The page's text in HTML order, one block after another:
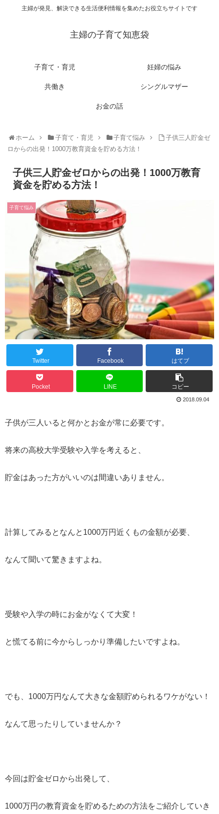
主婦が発見、解決できる生活便利情報を集めたお役立ちサイトです
主婦の子育て知恵袋
子育て・育児 妊婦の悩み
共働き シングルマザー
お金の話
ホーム 子育て・育児 子育て悩み
子供三人貯金ゼ
ロからの出発！1000万教育資金を貯める方法！
子供三人貯金ゼロからの出発！1000万教育
資金を貯める方法！
子育て悩み
Twitter Facebook はてブ
Pocket LINE コピー
2018.09.04
子供が三人いると何かとお金が常に必要です。
将来の高校大学受験や入学を考えると、
貯金はあった方がいいのは間違いありません。
計算してみるとなんと1000万円近くもの金額が必要、
なんて聞いて驚きますよね。
受験や入学の時にお金がなくて大変！
と慌てる前に今からしっかり準備したいですよね。
でも、1000万円なんて大きな金額貯められるワケがない！
なんて思ったりしていませんか？
今回は貯金ゼロから出発して、
1000万円の教育資金を貯めるための方法をご紹介していき